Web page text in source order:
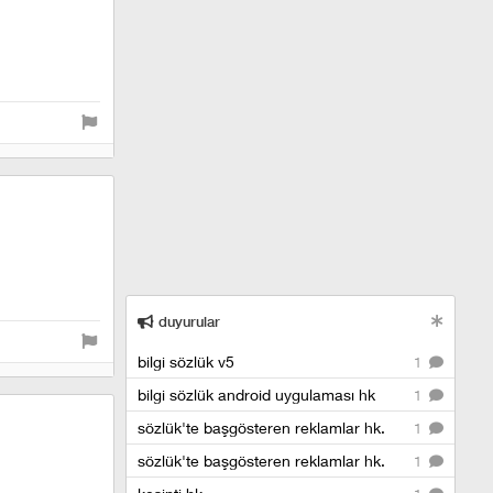
duyurular
1
bilgi sözlük v5
1
bilgi sözlük android uygulaması hk
1
sözlük'te başgösteren reklamlar hk.
1
sözlük'te başgösteren reklamlar hk.